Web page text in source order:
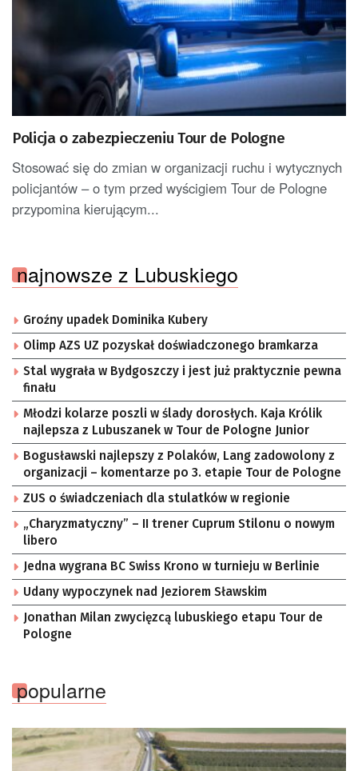
Policja o zabezpieczeniu Tour de Pologne
Stosować się do zmian w organizacji ruchu i wytycznych
policjantów – o tym przed wyścigiem Tour de Pologne
przypomina kierującym...
najnowsze z Lubuskiego
Groźny upadek Dominika Kubery
Olimp AZS UZ pozyskał doświadczonego bramkarza
Stal wygrała w Bydgoszczy i jest już praktycznie pewna
finału
Młodzi kolarze poszli w ślady dorosłych. Kaja Królik
najlepsza z Lubuszanek w Tour de Pologne Junior
Bogusławski najlepszy z Polaków, Lang zadowolony z
organizacji – komentarze po 3. etapie Tour de Pologne
ZUS o świadczeniach dla stulatków w regionie
„Charyzmatyczny” – II trener Cuprum Stilonu o nowym
libero
Jedna wygrana BC Swiss Krono w turnieju w Berlinie
Udany wypoczynek nad Jeziorem Sławskim
Jonathan Milan zwycięzcą lubuskiego etapu Tour de
Pologne
popularne